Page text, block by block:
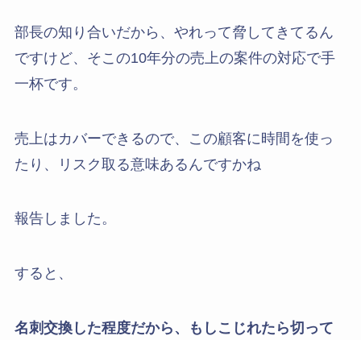
部長の知り合いだから、やれって脅してきてるん
ですけど、そこの10年分の売上の案件の対応で手
一杯です。
売上はカバーできるので、この顧客に時間を使っ
たり、リスク取る意味あるんですかね
報告しました。
すると、
名刺交換した程度だから、もしこじれたら切って